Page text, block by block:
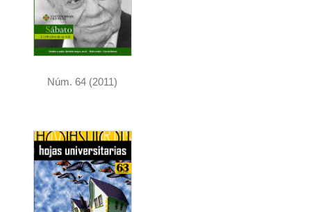
Núm. 64 (2011)